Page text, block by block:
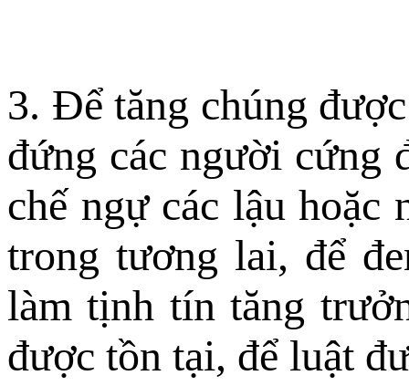
3. Ðể tăng chúng
đứng các người cứng
chế ngự các lậu hoặc
trong tương lai, để
làm tịnh tín tăng
được tồn tại, để luật